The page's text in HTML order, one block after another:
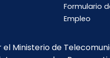
Formulario
Empleo
Ministerio de